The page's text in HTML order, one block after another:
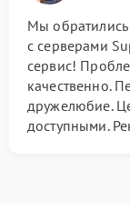
Мы обратились
с серверами
сервис!
качественно.
дружелюбие.
доступными.